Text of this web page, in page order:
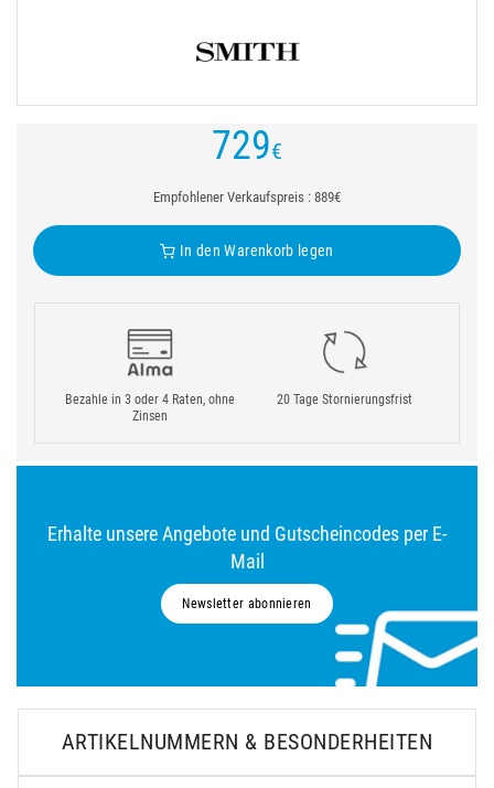
729€
Empfohlener Verkaufspreis : 889€
In den Warenkorb legen
Bezahle in 3 oder 4 Raten, ohne
Zinsen
20 Tage Stornierungsfrist
Erhalte unsere Angebote und Gutscheincodes per E-
Mail
Newsletter abonnieren
ARTIKELNUMMERN & BESONDERHEITEN